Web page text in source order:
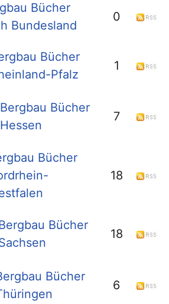
Bücher
Bundesland
0
Bücher
Pfalz
1
Bergbau Bücher
Hessen
7
Bücher
18
Bücher
18
Bücher
6